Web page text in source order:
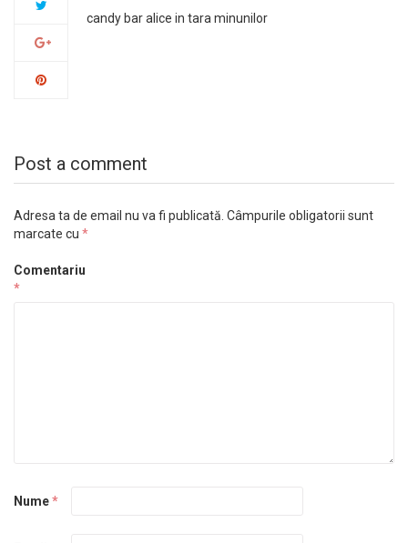
candy bar alice in tara minunilor
Post a comment
Adresa ta de email nu va fi publicată. Câmpurile obligatorii sunt
marcate cu *
Comentariu
*
Nume*